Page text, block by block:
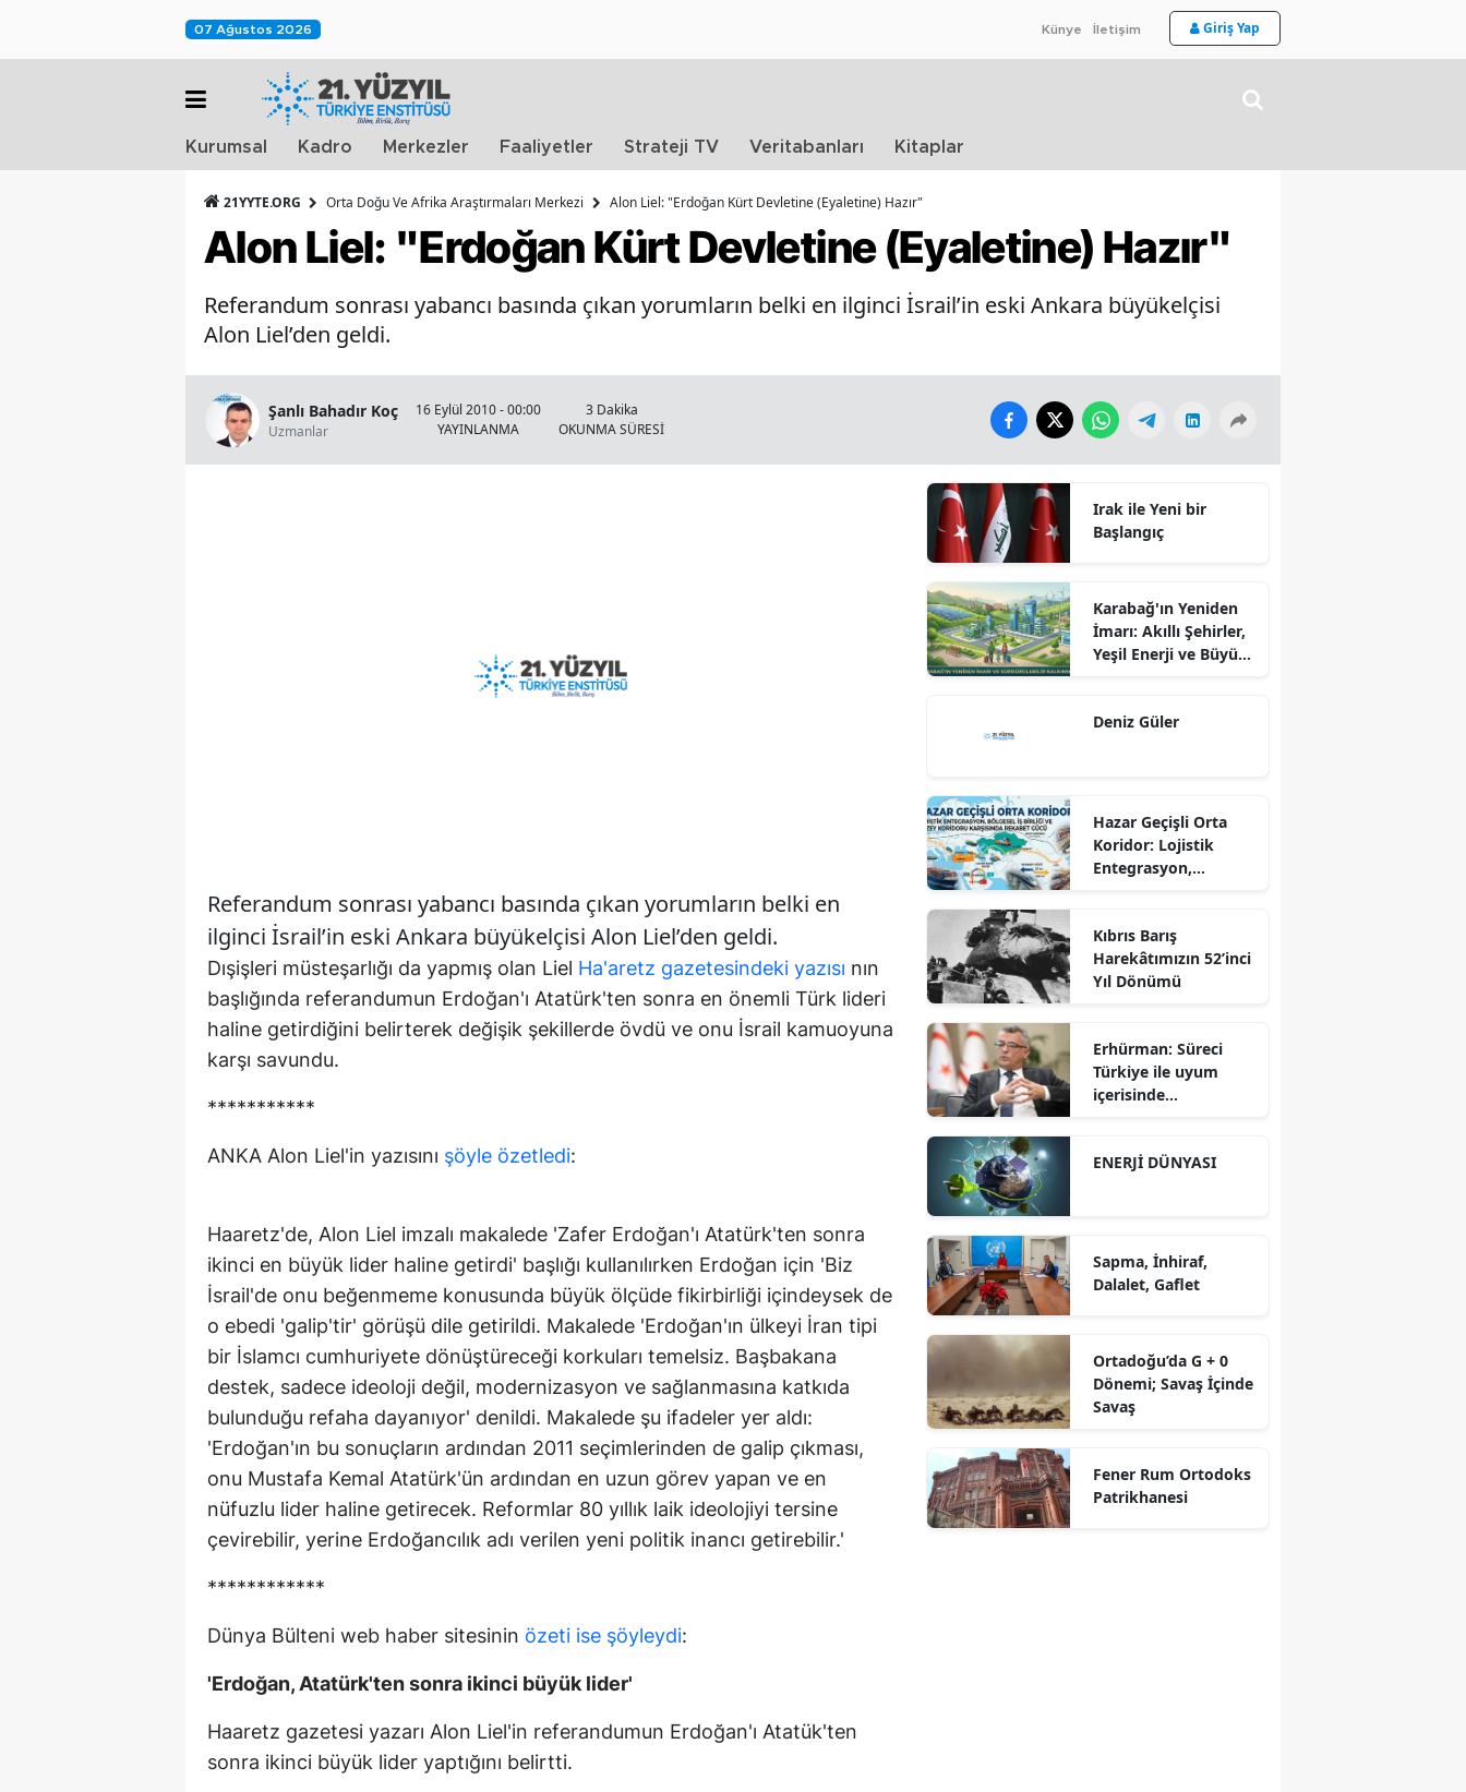
07 Ağustos 2026 Künye İletişim Giriş Yap
Kurumsal Kadro Merkezler Faaliyetler Strateji TV Veritabanları Kitaplar
21YYTE.ORG Orta Doğu Ve Afrika Araştırmaları Merkezi Alon Liel: "Erdoğan Kürt Devletine (Eyaletine) Hazır"
Alon Liel: "Erdoğan Kürt Devletine (Eyaletine) Hazır"
Referandum sonrası yabancı basında çıkan yorumların belki en ilginci İsrail’in eski Ankara büyükelçisi
Alon Liel’den geldi.
Şanlı Bahadır Koç
Uzmanlar
16 Eylül 2010 - 00:00
YAYINLANMA
3 Dakika
OKUNMA SÜRESİ
Referandum sonrası yabancı basında çıkan yorumların belki en
ilginci İsrail’in eski Ankara büyükelçisi Alon Liel’den geldi.
Dışişleri müsteşarlığı da yapmış olan Liel Ha'aretz gazetesindeki yazısı nın
başlığında referandumun Erdoğan'ı Atatürk'ten sonra en önemli Türk lideri
haline getirdiğini belirterek değişik şekillerde övdü ve onu İsrail kamuoyuna
karşı savundu.
***********
ANKA Alon Liel'in yazısını şöyle özetledi:
Haaretz'de, Alon Liel imzalı makalede 'Zafer Erdoğan'ı Atatürk'ten sonra
ikinci en büyük lider haline getirdi' başlığı kullanılırken Erdoğan için 'Biz
İsrail'de onu beğenmeme konusunda büyük ölçüde fikirbirliği içindeysek de
o ebedi 'galip'tir' görüşü dile getirildi. Makalede 'Erdoğan'ın ülkeyi İran tipi
bir İslamcı cumhuriyete dönüştüreceği korkuları temelsiz. Başbakana
destek, sadece ideoloji değil, modernizasyon ve sağlanmasına katkıda
bulunduğu refaha dayanıyor' denildi. Makalede şu ifadeler yer aldı:
'Erdoğan'ın bu sonuçların ardından 2011 seçimlerinden de galip çıkması,
onu Mustafa Kemal Atatürk'ün ardından en uzun görev yapan ve en
nüfuzlu lider haline getirecek. Reformlar 80 yıllık laik ideolojiyi tersine
çevirebilir, yerine Erdoğancılık adı verilen yeni politik inancı getirebilir.'
************
Dünya Bülteni web haber sitesinin özeti ise şöyleydi:
'Erdoğan, Atatürk'ten sonra ikinci büyük lider'
Haaretz gazetesi yazarı Alon Liel'in referandumun Erdoğan'ı Atatük'ten
sonra ikinci büyük lider yaptığını belirtti.
Irak ile Yeni bir
Başlangıç
Karabağ'ın Yeniden
İmarı: Akıllı Şehirler,
Yeşil Enerji ve Büyük
Sürdürülebilir
Deniz Güler
Hazar Geçişli Orta
Koridor: Lojistik
Entegrasyon,
Karşısında Rekabet
Gücü
Kıbrıs Barış
Harekâtımızın 52’inci
Yıl Dönümü
Erhürman: Süreci
Türkiye ile uyum
içerisinde
ENERJİ DÜNYASI
Sapma, İnhiraf,
Dalalet, Gaflet
Ortadoğu’da G + 0
Dönemi; Savaş İçinde
Savaş
Fener Rum Ortodoks
Patrikhanesi